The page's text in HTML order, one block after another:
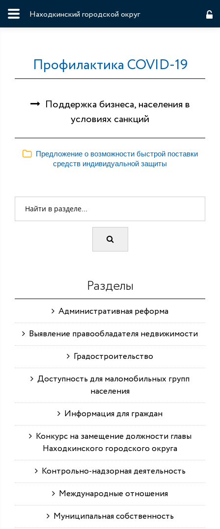
Находкинский городской округ
Профилактика COVID-19
Поддержка бизнеса, населения в
условиях санкций
Предложение о возможности быстрой поставки
средств индивидуальной защиты
Разделы
Административная реформа
Выявление правообладателя недвижимости
Градостроительство
Доступность для маломобильных групп
населения
Информация для граждан
Конкурс на замещение должности главы
Находкинского городского округа
Контрольно-надзорная деятельность
Международные отношения
Муниципальная собственность